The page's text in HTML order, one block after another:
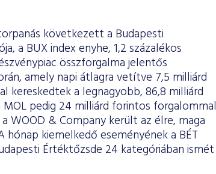
következett a Budapesti
a BUX index enyhe, 1,2 százalékos
összforgalma jelentős
amely napi átlagra vetítve 7,5 milliárd
kereskedtek a legnagyobb, 86,8 milliárd
pedig 24 milliárd forintos forgalommal
& Company került az élre, maga
kiemelkedő eseményének a BÉT
Értéktőzsde 24 kategóriában ismét